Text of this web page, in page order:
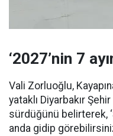
‘2027’nin 7
Vali Zorluoğlu,
yataklı Diyarbakır
sürdüğünü belirterek,
anda gidip